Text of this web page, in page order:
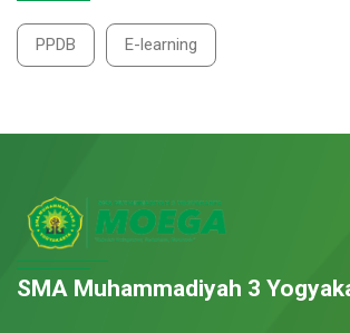
PPDB E-learning
SMA Muhammadiyah 3